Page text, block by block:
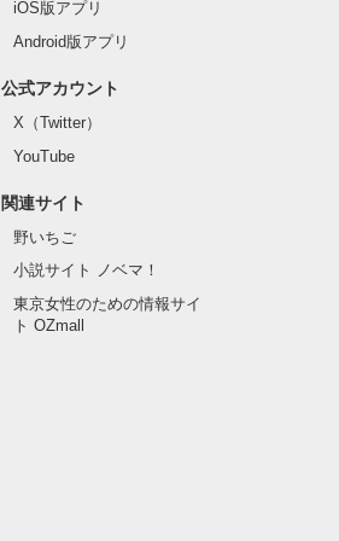
iOS版アプリ
Android版アプリ
公式アカウント
X（Twitter）
YouTube
関連サイト
野いちご
小説サイト ノベマ！
東京女性のための情報サイ
ト OZmall